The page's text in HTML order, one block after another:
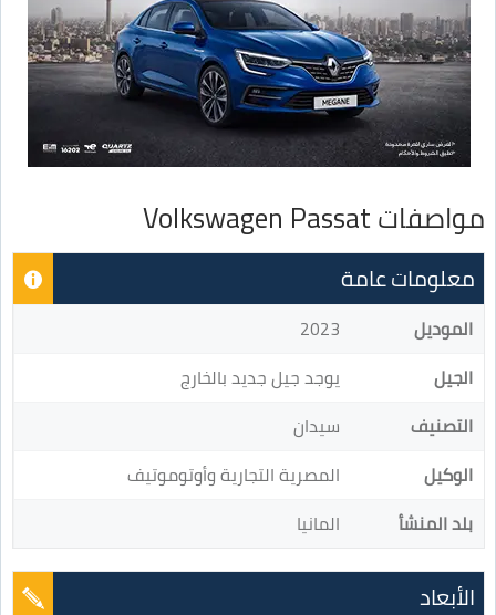
مواصفات Volkswagen Passat
معلومات عامة
الموديل
2023
الجيل
يوجد جيل جديد بالخارج
التصنيف
سيدان
الوكيل
المصرية التجارية وأوتوموتيف
بلد المنشأ
المانيا
الأبعاد